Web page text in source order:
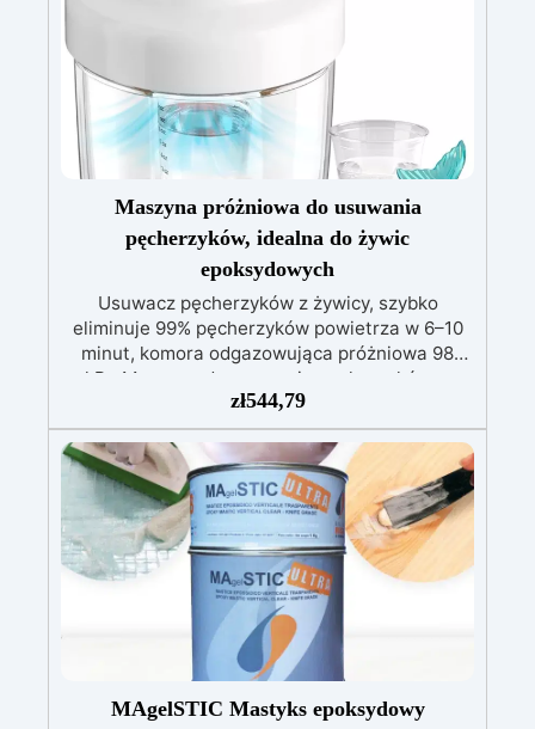
Kreatywna wszechstronność: idealna do powłok
(1-5 mm), zalew artystycznych (do 1 cm)
Maszyna próżniowa do usuwania
pęcherzyków, idealna do żywic
epoksydowych
Usuwacz pęcherzyków z żywicy, szybko
eliminuje 99% pęcherzyków powietrza w 6–10
minut, komora odgazowująca próżniowa 98
kPa.Maszyna do usuwania pęcherzyków w
mieszankach żywic epoksydowych, idealna do
sztuki z żywicy i prac ręcznych.
zł544,79
MAgelSTIC Mastyks epoksydowy